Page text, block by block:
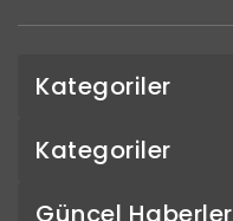
Kategoriler
Kategoriler
Güncel Haberler